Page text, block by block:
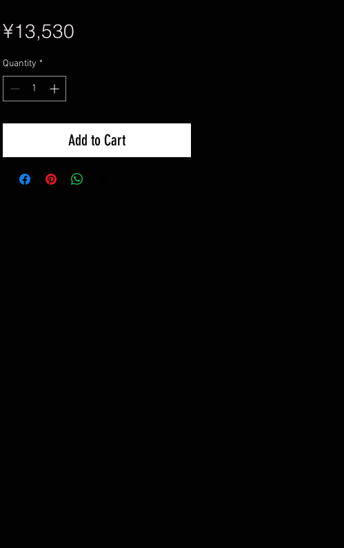
¥13,530Price
Quantity *
Add to Cart